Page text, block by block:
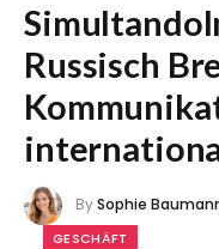
Russisch
BySophie
GESCHÄFT